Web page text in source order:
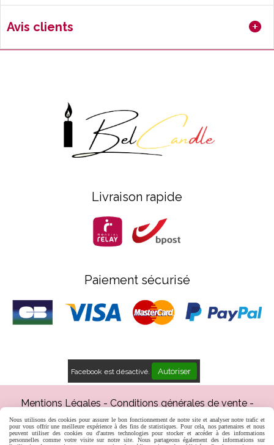
Avis clients
Livraison rapide
Paiement sécurisé
Facebook est désactivé. Autoriser
Mentions Légales
Conditions générales de vente
Gestion cookies
Mon Compte
Créer un site web
Inscription professionnels
Nous utilisons des cookies pour assurer le bon fonctionnement de notre site et analyser notre trafic et
pour vous offrir une meilleure expérience à des fins de statistiques. Pour cela, nos partenaires et nous
peuvent utiliser des cookies ou d'autres technologies pour stocker et accéder à des informations
personnelles comme votre visite sur notre site. Nous partageons également des informations sur